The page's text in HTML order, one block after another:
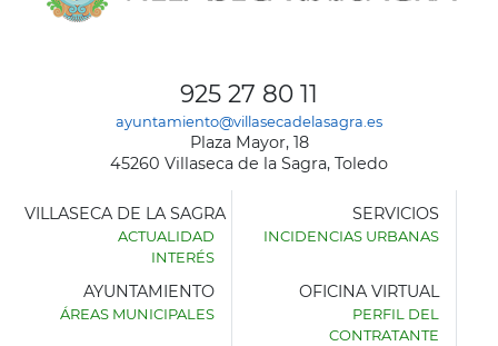
925 27 80 11
ayuntamiento@villasecadelasagra.es
Plaza Mayor, 18
45260 Villaseca de la Sagra, Toledo
AYUNTAMIENTO
VILLASECA DE LA SAGRA
ACTUALIDAD
INTERÉS
SERVICIOS
INCIDENCIAS URBANAS
AYUNTAMIENTO
ÁREAS MUNICIPALES
OFICINA VIRTUAL
PERFIL DEL
CONTRATANTE